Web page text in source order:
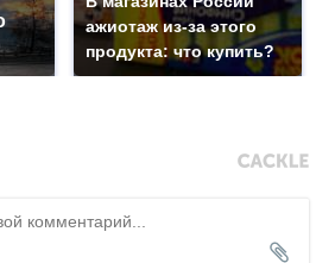
ажиотаж из-за этого
продукта: что купить?